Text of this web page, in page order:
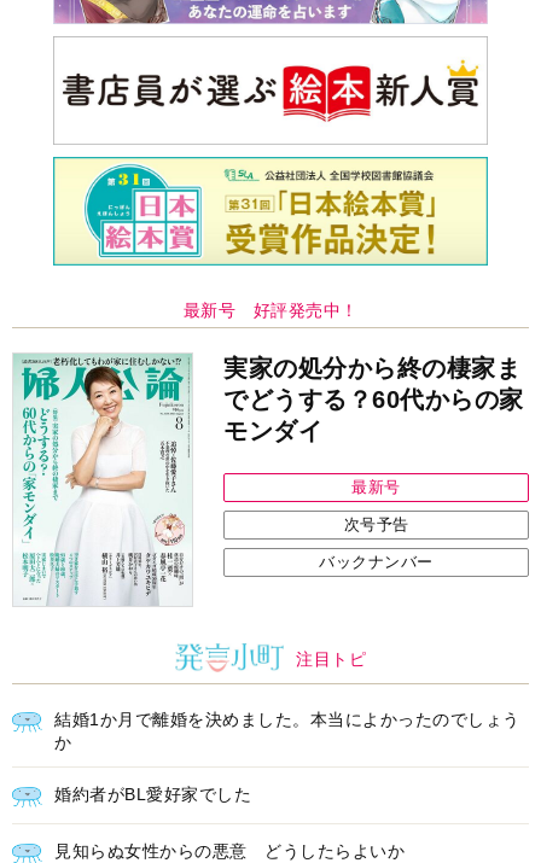
最新号 好評発売中！
実家の処分から終の棲家ま
でどうする？60代からの家
モンダイ
最新号
次号予告
バックナンバー
注目トピ
結婚1か月で離婚を決めました。本当によかったのでしょう
か
婚約者がBL愛好家でした
見知らぬ女性からの悪意 どうしたらよいか